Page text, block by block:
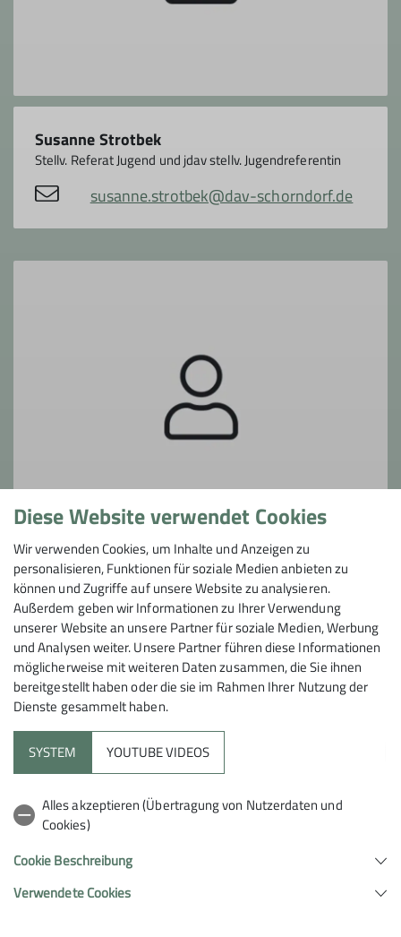
Susanne Strotbek
Stellv. Referat Jugend und jdav stellv. Jugendreferentin
susanne.strotbek@dav-schorndorf.de
Patrik Strotbek
Mitglied des Jugendausschusses
patrik.strotbek@dav-schorndorf.de
Sektion
Partner
Diese Website verwendet Cookies
Wir verwenden Cookies, um Inhalte und Anzeigen zu
personalisieren, Funktionen für soziale Medien anbieten zu
können und Zugriffe auf unsere Website zu analysieren.
Außerdem geben wir Informationen zu Ihrer Verwendung
unserer Website an unsere Partner für soziale Medien, Werbung
und Analysen weiter. Unsere Partner führen diese Informationen
möglicherweise mit weiteren Daten zusammen, die Sie ihnen
bereitgestellt haben oder die sie im Rahmen Ihrer Nutzung der
Dienste gesammelt haben.
SYSTEM YOUTUBE VIDEOS
Alles akzeptieren (Übertragung von Nutzerdaten und
Cookies)
Cookie Beschreibung
Verwendete Cookies